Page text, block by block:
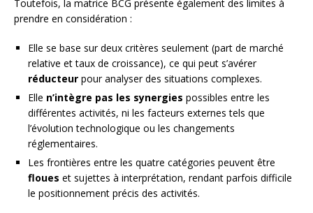
Toutefois, la matrice BCG présente également des limites à
prendre en considération :
Elle se base sur deux critères seulement (part de marché
relative et taux de croissance), ce qui peut s’avérer
réducteur pour analyser des situations complexes.
Elle n’intègre pas les synergies possibles entre les
différentes activités, ni les facteurs externes tels que
l’évolution technologique ou les changements
réglementaires.
Les frontières entre les quatre catégories peuvent être
floues et sujettes à interprétation, rendant parfois difficile
le positionnement précis des activités.